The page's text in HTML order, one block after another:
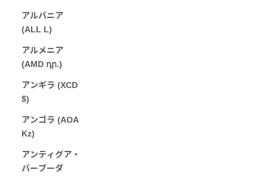
アルバニア
(ALL L)
アルメニア
(AMD դր.)
アンギラ (XCD
$)
アンゴラ (AOA
Kz)
アンティグア・
バーブーダ